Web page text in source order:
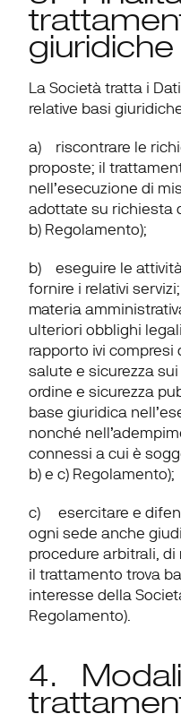
giuridiche
La Società tratta i
relative basi
a)    riscontrare le
proposte; il
nell’esecuzione di
adottate su richiesta
b) Regolamento);
b)    eseguire le
fornire i relativi
materia
ulteriori obblighi
rapporto ivi compresi
salute e sicurezza
ordine e sicurezza
base giuridica
nonché
connessi a cui è
b) e c) Regolamento);
c)     esercitare e
ogni sede anche
procedure arbitrali,
il trattamento trova
interesse della
Regolamento).
4.